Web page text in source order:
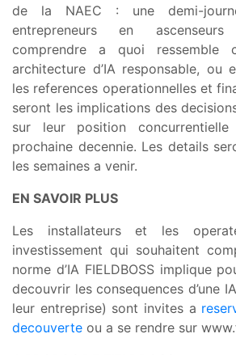
de la NAEC : une demi-
entrepreneurs en
comprendre a quoi ressemble
architecture d’IA responsable, ou
les references operationnelles et
seront les implications des
sur leur position
prochaine decennie. Les details
les semaines a venir.
EN SAVOIR PLUS
Les installateurs et les
investissement qui souhaitent
norme d’IA FIELDBOSS implique
decouvrir les consequences d’une
leur entreprise) sont invites a
decouverte ou a se rendre sur